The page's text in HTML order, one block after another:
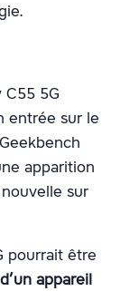
C55 5G
entrée sur le
apparition
sur
pourrait être
appareil